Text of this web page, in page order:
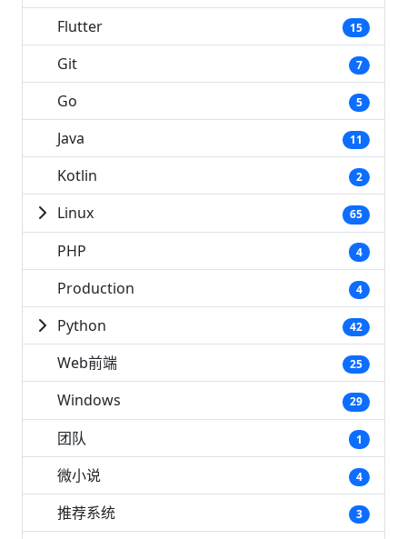
Flutter 15
Git 7
Go 5
Java 11
Kotlin 2
Linux 65
PHP 4
Production 4
Python 42
Web前端 25
Windows 29
团队 1
微小说 4
推荐系统 3